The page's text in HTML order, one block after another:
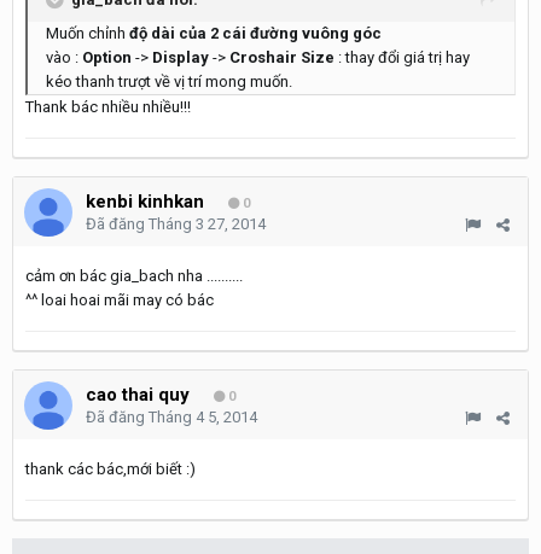
Muốn chỉnh độ dài của 2 cái đường vuông góc
vào : Option -> Display -> Croshair Size : thay đổi giá trị hay
kéo thanh trượt về vị trí mong muốn.
Thank bác nhiều nhiều!!!
kenbi kinhkan 0
Đã đăng Tháng 3 27, 2014
cảm ơn bác gia_bach nha ..........
^^ loai hoai mãi may có bác
cao thai quy 0
Đã đăng Tháng 4 5, 2014
thank các bác,mới biết :)